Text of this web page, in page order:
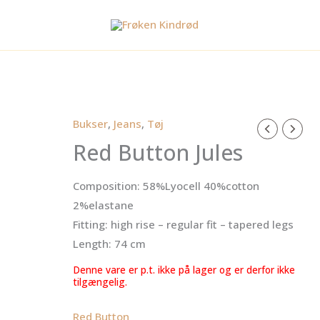
Bukser, Jeans, Tøj
Red Button Jules
Composition: 58%Lyocell 40%cotton
2%elastane
Fitting: high rise – regular fit – tapered legs
Length: 74 cm
Denne vare er p.t. ikke på lager og er derfor ikke
tilgængelig.
Red Button